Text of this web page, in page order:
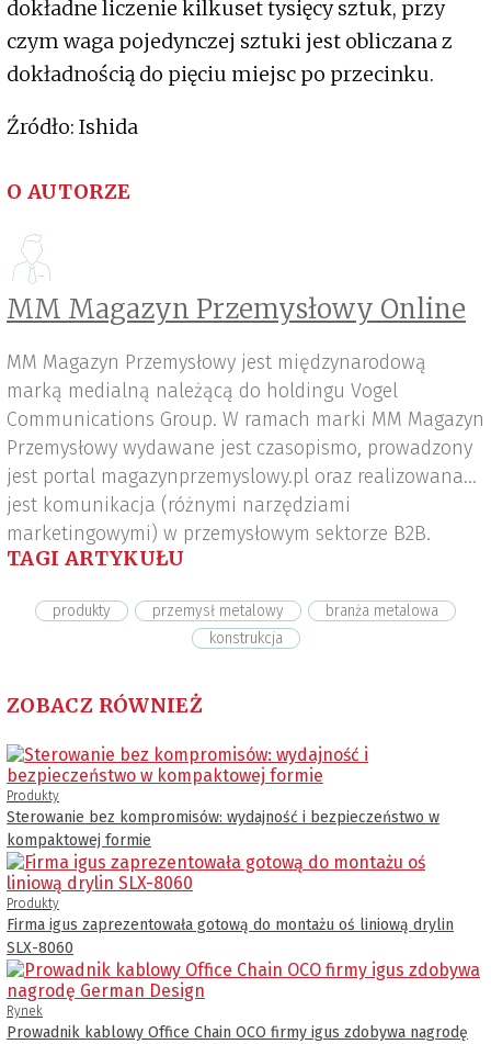
dokładne liczenie kilkuset tysięcy sztuk, przy
czym waga pojedynczej sztuki jest obliczana z
dokładnością do pięciu miejsc po przecinku.
Źródło: Ishida
O AUTORZE
MM Magazyn Przemysłowy Online
MM Magazyn Przemysłowy jest międzynarodową
marką medialną należącą do holdingu Vogel
Communications Group. W ramach marki MM Magazyn
Przemysłowy wydawane jest czasopismo, prowadzony
jest portal magazynprzemyslowy.pl oraz realizowana
jest komunikacja (różnymi narzędziami
marketingowymi) w przemysłowym sektorze B2B.
TAGI ARTYKUŁU
produkty przemysł metalowy
branża metalowa
konstrukcja
ZOBACZ RÓWNIEŻ
Produkty
Sterowanie bez kompromisów: wydajność i bezpieczeństwo w
kompaktowej formie
Produkty
Firma igus zaprezentowała gotową do montażu oś liniową drylin
SLX-8060
Rynek
Prowadnik kablowy Office Chain OCO firmy igus zdobywa nagrodę